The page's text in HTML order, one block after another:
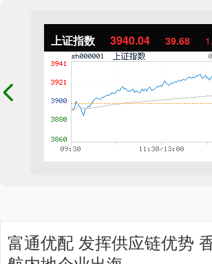
上证指数 3940.04 39.68
富通优配 发挥供应链优势